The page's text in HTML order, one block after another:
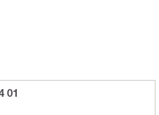
01